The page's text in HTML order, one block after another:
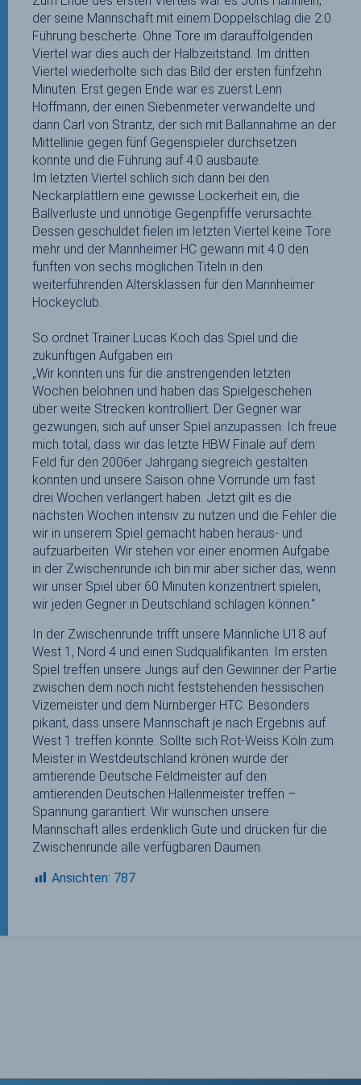
der seine Mannschaft mit einem Doppelschlag die 2:0
Führung bescherte. Ohne Tore im darauffolgenden
Viertel war dies auch der Halbzeitstand. Im dritten
Viertel wiederholte sich das Bild der ersten fünfzehn
Minuten. Erst gegen Ende war es zuerst Lenn
Hoffmann, der einen Siebenmeter verwandelte und
dann Carl von Strantz, der sich mit Ballannahme an der
Mittellinie gegen fünf Gegenspieler durchsetzen
konnte und die Führung auf 4:0 ausbaute.
Im letzten Viertel schlich sich dann bei den
Neckarplättlern eine gewisse Lockerheit ein, die
Ballverluste und unnötige Gegenpfiffe verursachte.
Dessen geschuldet fielen im letzten Viertel keine Tore
mehr und der Mannheimer HC gewann mit 4:0 den
fünften von sechs möglichen Titeln in den
weiterführenden Altersklassen für den Mannheimer
Hockeyclub.
So ordnet Trainer Lucas Koch das Spiel und die
zukünftigen Aufgaben ein
„Wir konnten uns für die anstrengenden letzten
Wochen belohnen und haben das Spielgeschehen
über weite Strecken kontrolliert. Der Gegner war
gezwungen, sich auf unser Spiel anzupassen. Ich freue
mich total, dass wir das letzte HBW Finale auf dem
Feld für den 2006er Jahrgang siegreich gestalten
konnten und unsere Saison ohne Vorrunde um fast
drei Wochen verlängert haben. Jetzt gilt es die
nächsten Wochen intensiv zu nutzen und die Fehler die
wir in unserem Spiel gemacht haben heraus- und
aufzuarbeiten. Wir stehen vor einer enormen Aufgabe
in der Zwischenrunde ich bin mir aber sicher das, wenn
wir unser Spiel über 60 Minuten konzentriert spielen,
wir jeden Gegner in Deutschland schlagen können.“
In der Zwischenrunde trifft unsere Männliche U18 auf
West 1, Nord 4 und einen Südqualifikanten. Im ersten
Spiel treffen unsere Jungs auf den Gewinner der Partie
zwischen dem noch nicht feststehenden hessischen
Vizemeister und dem Nürnberger HTC. Besonders
pikant, dass unsere Mannschaft je nach Ergebnis auf
West 1 treffen könnte. Sollte sich Rot-Weiss Köln zum
Meister in Westdeutschland krönen würde der
amtierende Deutsche Feldmeister auf den
amtierenden Deutschen Hallenmeister treffen –
Spannung garantiert. Wir wünschen unsere
Mannschaft alles erdenklich Gute und drücken für die
Zwischenrunde alle verfügbaren Daumen.
Ansichten: 787